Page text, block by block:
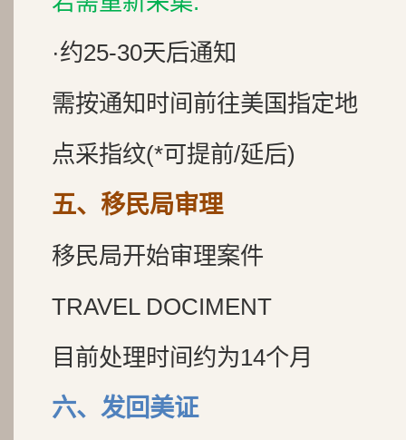
·约25-30天后通知
需按通知时间前往美国指定地
点采指纹(*可提前/延后)
五、移民局审理
移民局开始审理案件
TRAVEL DOCIMENT
目前处理时间约为14个月
六、发回美证